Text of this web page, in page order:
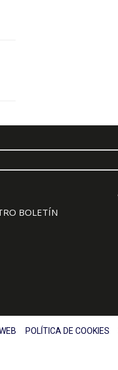
BOLETÍN
POLÍTICA DE COOKIES